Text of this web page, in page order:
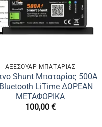
ΑΞΕΣΟΥΑΡ ΜΠΑΤΑΡΙΑΣ
Shunt Μπαταρίας 500A
LiTime ΔΩΡΕΑΝ
ΜΕΤΑΦΟΡΙΚΑ
100,00 €